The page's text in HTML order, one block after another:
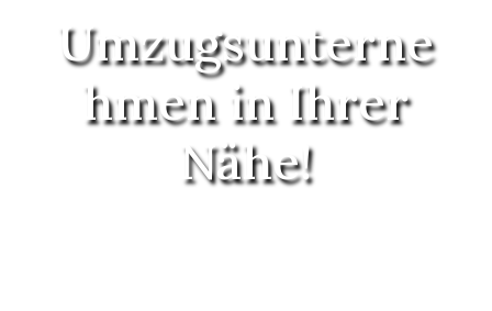
Umzugsunterne
hmen in Ihrer
Nähe!